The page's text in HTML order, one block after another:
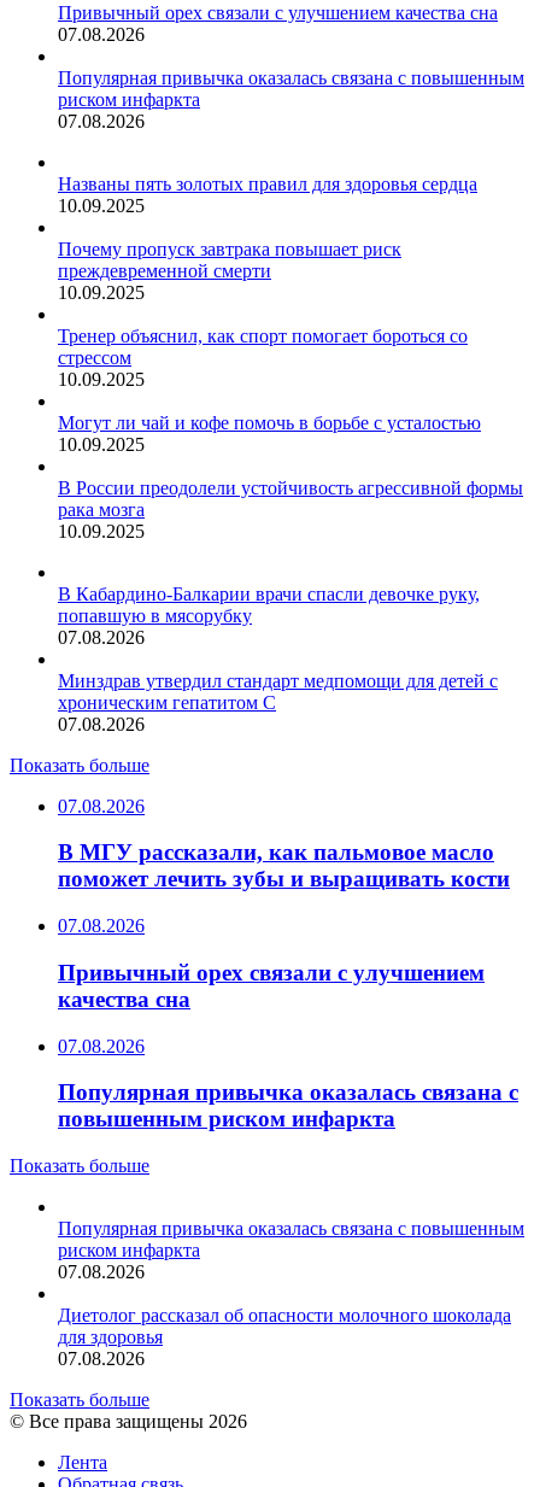
Привычный орех связали с улучшением качества сна
07.08.2026
Популярная привычка оказалась связана с повышенным
риском инфаркта
07.08.2026
Названы пять золотых правил для здоровья сердца
10.09.2025
Почему пропуск завтрака повышает риск
преждевременной смерти
10.09.2025
Тренер объяснил, как спорт помогает бороться со
стрессом
10.09.2025
Могут ли чай и кофе помочь в борьбе с усталостью
10.09.2025
В России преодолели устойчивость агрессивной формы
рака мозга
10.09.2025
В Кабардино-Балкарии врачи спасли девочке руку,
попавшую в мясорубку
07.08.2026
Минздрав утвердил стандарт медпомощи для детей с
хроническим гепатитом С
07.08.2026
Показать больше
07.08.2026
В МГУ рассказали, как пальмовое масло
поможет лечить зубы и выращивать кости
07.08.2026
Привычный орех связали с улучшением
качества сна
07.08.2026
Популярная привычка оказалась связана с
повышенным риском инфаркта
Показать больше
Популярная привычка оказалась связана с повышенным
риском инфаркта
07.08.2026
Диетолог рассказал об опасности молочного шоколада
для здоровья
07.08.2026
Показать больше
© Все права защищены 2026
Лента